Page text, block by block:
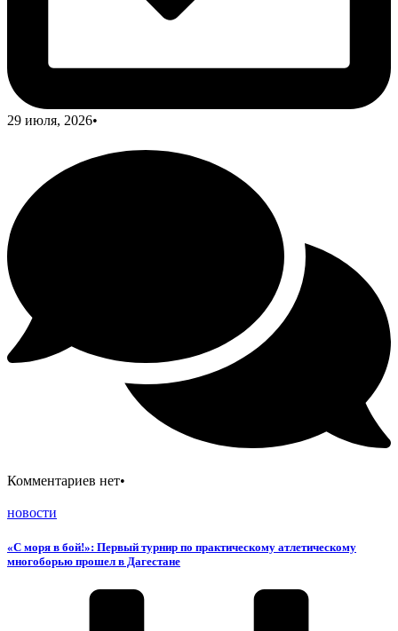
29 июля, 2026•
Комментариев нет•
новости
«С моря в бой!»: Первый турнир по практическому атлетическому
многоборью прошел в Дагестане